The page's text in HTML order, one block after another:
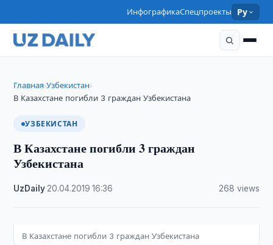
ИнфографикаСпецпроекты Ру
Главная›Узбекистан›
В Казахстане погибли 3 граждан Узбекистана
УЗБЕКИСТАН
В Казахстане погибли 3 граждан
Узбекистана
UzDaily 20.04.2019 ·16:36 268 views
В Казахстане погибли 3 граждан Узбекистана